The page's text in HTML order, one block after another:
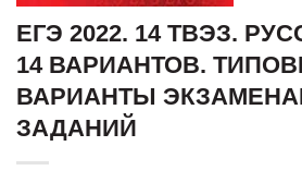
ЕГЭ 2022. 14 ТВЭЗ.
14 ВАРИАНТОВ.
ВАРИАНТЫ
ЗАДАНИЙ